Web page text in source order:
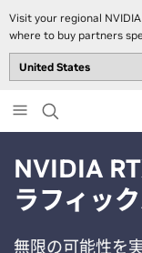
Visit your regional
where to buy partners
to
main
NVIDIA
ラフィッ
無限の可能性を